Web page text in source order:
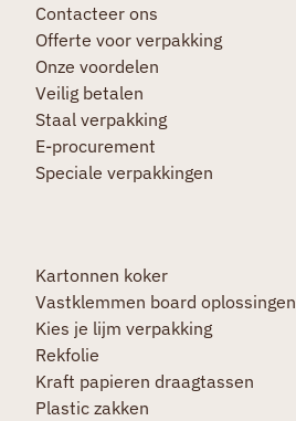
Contacteer ons
Offerte voor verpakking
Onze voordelen
Veilig betalen
Staal verpakking
E-procurement
Speciale verpakkingen
Kartonnen koker
Vastklemmen board oplossingen
Kies je lijm verpakking
Rekfolie
Kraft papieren draagtassen
Plastic zakken